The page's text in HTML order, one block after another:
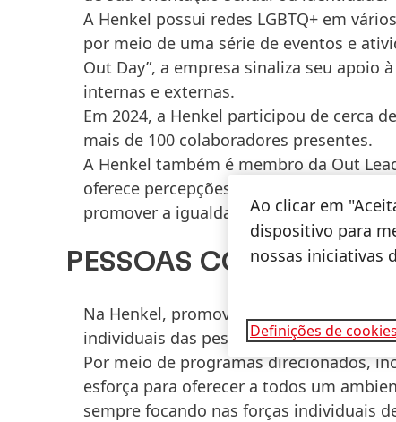
A Henkel possui redes LGBTQ+ em
por meio de uma série de eventos e
Out Day”, a empresa sinaliza seu apoio
internas e externas.
Em 2024, a Henkel participou de cerca
mais de 100 colaboradores presentes.
A Henkel também é membro da Out
oferece percepções e informações sobre
promover a igualdade.
PESSOAS COM
Na Henkel, promovemos uma cultura
individuais das pessoas com deficiência.
Por meio de programas direcionados,
esforça para oferecer a todos um
sempre focando nas forças individuais
Ao clicar em
dispositivo para
nossas iniciativas
Definições de cookies